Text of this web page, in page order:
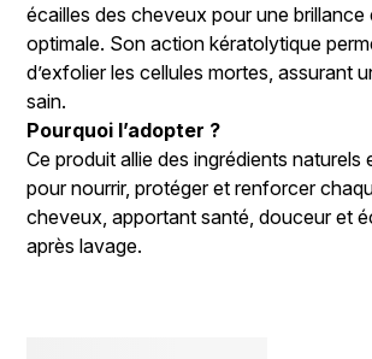
écailles des cheveux pour une
optimale. Son action kératolytique
d’exfolier les cellules mortes, assurant
sain.
Pourquoi l’adopter ?
Ce produit allie des ingrédients naturels
pour nourrir, protéger et renforcer
cheveux, apportant santé, douceur et
après lavage.